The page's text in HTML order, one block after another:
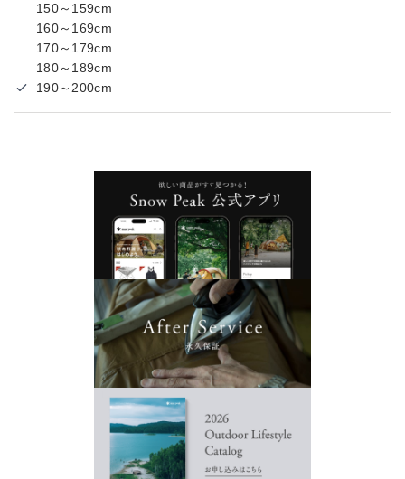
150～159cm
160～169cm
170～179cm
180～189cm
190～200cm